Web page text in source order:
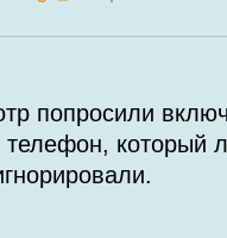
попросили
который